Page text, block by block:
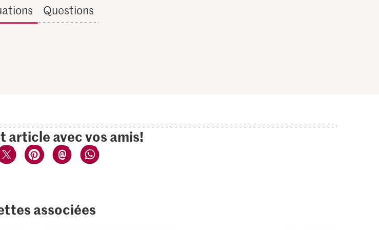
Questions
article avec vos amis!
associées